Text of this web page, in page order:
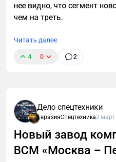
нее видно, что сегмент
чем на треть.
Читать далее
4 0 2
Дело спецтехники
ЕвразияСпецтехника2 март
Новый завод
ВСМ «Москва –